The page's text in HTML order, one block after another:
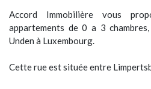
Accord Immobilière vous
appartements de 0 a 3
Unden à Luxembourg.
Cette rue est située entre